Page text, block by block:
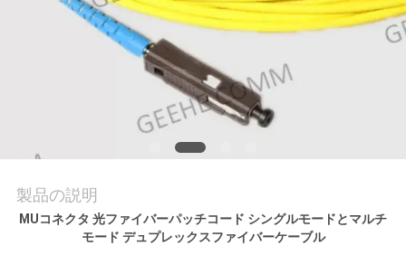
な
さ
製品の説明
MUコネクタ 光ファイバーパッチコード シングルモードとマルチ
モード デュプレックスファイバーケーブル